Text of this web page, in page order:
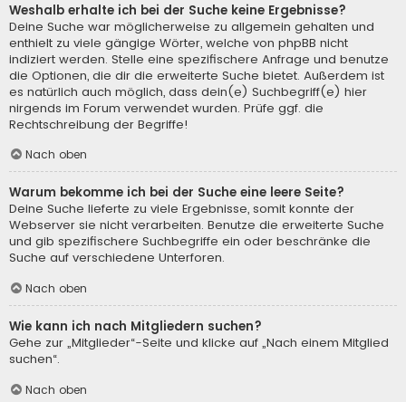
Weshalb erhalte ich bei der Suche keine Ergebnisse?
Deine Suche war möglicherweise zu allgemein gehalten und
enthielt zu viele gängige Wörter, welche von phpBB nicht
indiziert werden. Stelle eine spezifischere Anfrage und benutze
die Optionen, die dir die erweiterte Suche bietet. Außerdem ist
es natürlich auch möglich, dass dein(e) Suchbegriff(e) hier
nirgends im Forum verwendet wurden. Prüfe ggf. die
Rechtschreibung der Begriffe!
Nach oben
Warum bekomme ich bei der Suche eine leere Seite?
Deine Suche lieferte zu viele Ergebnisse, somit konnte der
Webserver sie nicht verarbeiten. Benutze die erweiterte Suche
und gib spezifischere Suchbegriffe ein oder beschränke die
Suche auf verschiedene Unterforen.
Nach oben
Wie kann ich nach Mitgliedern suchen?
Gehe zur „Mitglieder“-Seite und klicke auf „Nach einem Mitglied
suchen“.
Nach oben